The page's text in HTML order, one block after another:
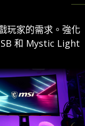
玩家的需求。強化
和 Mystic Light